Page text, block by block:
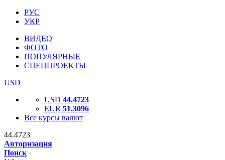
РУС
УКР
ВИДЕО
ФОТО
ПОПУЛЯРНЫЕ
СПЕЦПРОЕКТЫ
USD
USD 44.4723
EUR 51.3096
Все курсы валют
44.4723
Авторизация
Поиск